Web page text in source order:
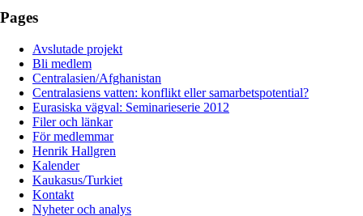
Pages
Avslutade projekt
Bli medlem
Centralasien/Afghanistan
Centralasiens vatten: konflikt eller samarbetspotential?
Eurasiska vägval: Seminarieserie 2012
Filer och länkar
För medlemmar
Henrik Hallgren
Kalender
Kaukasus/Turkiet
Kontakt
Nyheter och analys